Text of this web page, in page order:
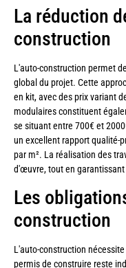
La réduction
construction
L'auto-construction permet
global du projet. Cette
en kit, avec des prix variant
modulaires constituent
se situant entre 700€ et
un excellent rapport qualité-
par m². La réalisation des
d'œuvre, tout en
Les
construction
L'auto-construction
permis de construire reste